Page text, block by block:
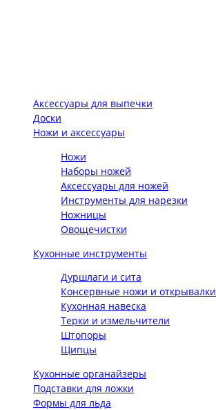
Аксессуары для выпечки
Доски
Ножи и аксессуары
Ножи
Наборы ножей
Аксессуары для ножей
Инструменты для нарезки
Ножницы
Овощечистки
Кухонные инструменты
Дуршлаги и сита
Консервные ножи и открывалки
Кухонная навеска
Терки и измельчители
Штопоры
Щипцы
Кухонные органайзеры
Подставки для ложки
Формы для льда